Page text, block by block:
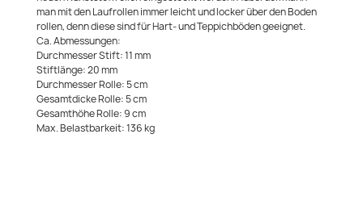
man mit den Laufrollen immer leicht und locker über den Boden
rollen, denn diese sind für Hart- und Teppichböden geeignet.
Ca. Abmessungen:
Durchmesser Stift: 11 mm
Stiftlänge: 20 mm
Durchmesser Rolle: 5 cm
Gesamtdicke Rolle: 5 cm
Gesamthöhe Rolle: 9 cm
Max. Belastbarkeit: 136 kg